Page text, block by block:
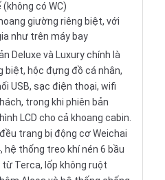
(không có WC)
giường riêng biệt, với
như trên máy bay
Deluxe và Luxury chính là
biệt, hộc đựng đồ cá nhân,
USB, sạc điện thoại, wifi
trong khi phiên bản
LCD cho cả khoang cabin.
trang bị động cơ Weichai
hệ thống treo khí nén 6 bầu
Terca, lốp không ruột